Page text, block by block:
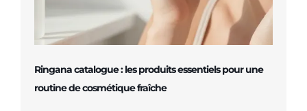
Ringana catalogue : les produits essentiels pour une
routine de cosmétique fraîche